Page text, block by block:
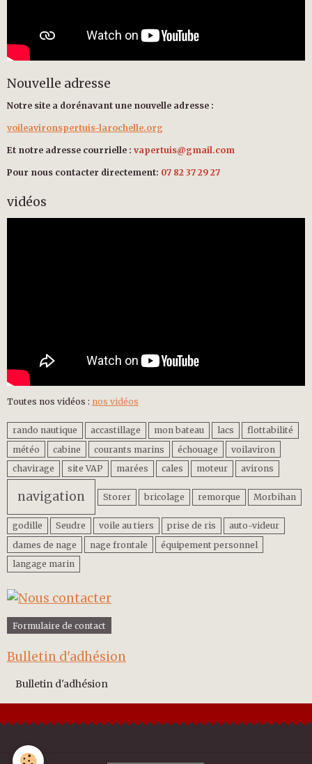
Nouvelle adresse
Notre site a dorénavant une nouvelle adresse :
voileavironspertuis-larochelle.org
Et notre adresse courrielle : vapertuis@gmail.com
Pour nous contacter directement: 07 82 37 29 27
vidéos
Toutes nos vidéos : nos vidéos
rando nautique accastillage mon bateau lacs
flottabilité
météo
cabine courants marins échouage
voilaviron
chavirage
site VAP marées cales moteur avirons
navigation Storer bricolage remorque Morbihan
godille Seudre voile au tiers prise de ris
auto-videur
dames de nage
nage frontale
équipement personnel
langage marin
Formulaire de contact
Bulletin d'adhésion
Bulletin d'adhésion